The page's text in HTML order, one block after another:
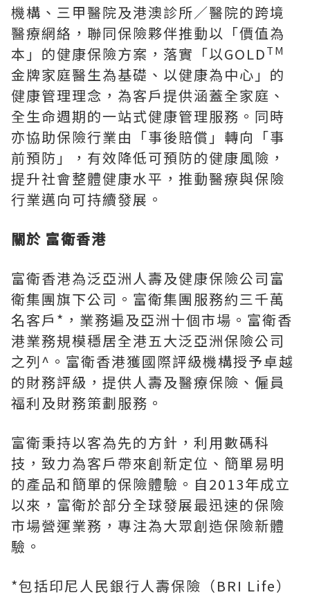
機構、三甲醫院及港澳診所／醫院的跨境
醫療網絡，聯同保險夥伴推動以「價值為
本」的健康保險方案，落實「以GOLDTM
金牌家庭醫生為基礎、以健康為中心」的
健康管理理念，為客戶提供涵蓋全家庭、
全生命週期的一站式健康管理服務。同時
亦協助保險行業由「事後賠償」轉向「事
前預防」，有效降低可預防的健康風險，
提升社會整體健康水平，推動醫療與保險
行業邁向可持續發展。
關於 富衛香港
富衛香港為泛亞洲人壽及健康保險公司富
衛集團旗下公司。富衛集團服務約三千萬
名客戶*，業務遍及亞洲十個市場。富衛香
港業務規模穩居全港五大泛亞洲保險公司
之列^。富衛香港獲國際評級機構授予卓越
的財務評級，提供人壽及醫療保險、僱員
福利及財務策劃服務。
富衛秉持以客為先的方針，利用數碼科
技，致力為客戶帶來創新定位、簡單易明
的產品和簡單的保險體驗。自2013年成立
以來，富衛於部分全球發展最迅速的保險
市場營運業務，專注為大眾創造保險新體
驗。
*包括印尼人民銀行人壽保險（BRI Life）